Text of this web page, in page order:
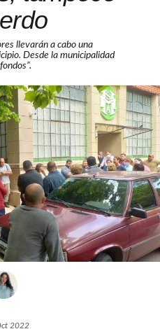
llevarán a cabo una
Desde la municipalidad
2022